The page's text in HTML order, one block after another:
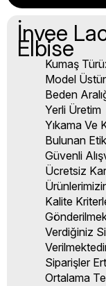
İnvee
Elbise
Kumaş
Model
Beden
Yerli Üretim
Yıkama Ve
Bulunan
Güvenli
Ücretsiz
Kalite
Verdiğiniz
Siparişler
Ortalama